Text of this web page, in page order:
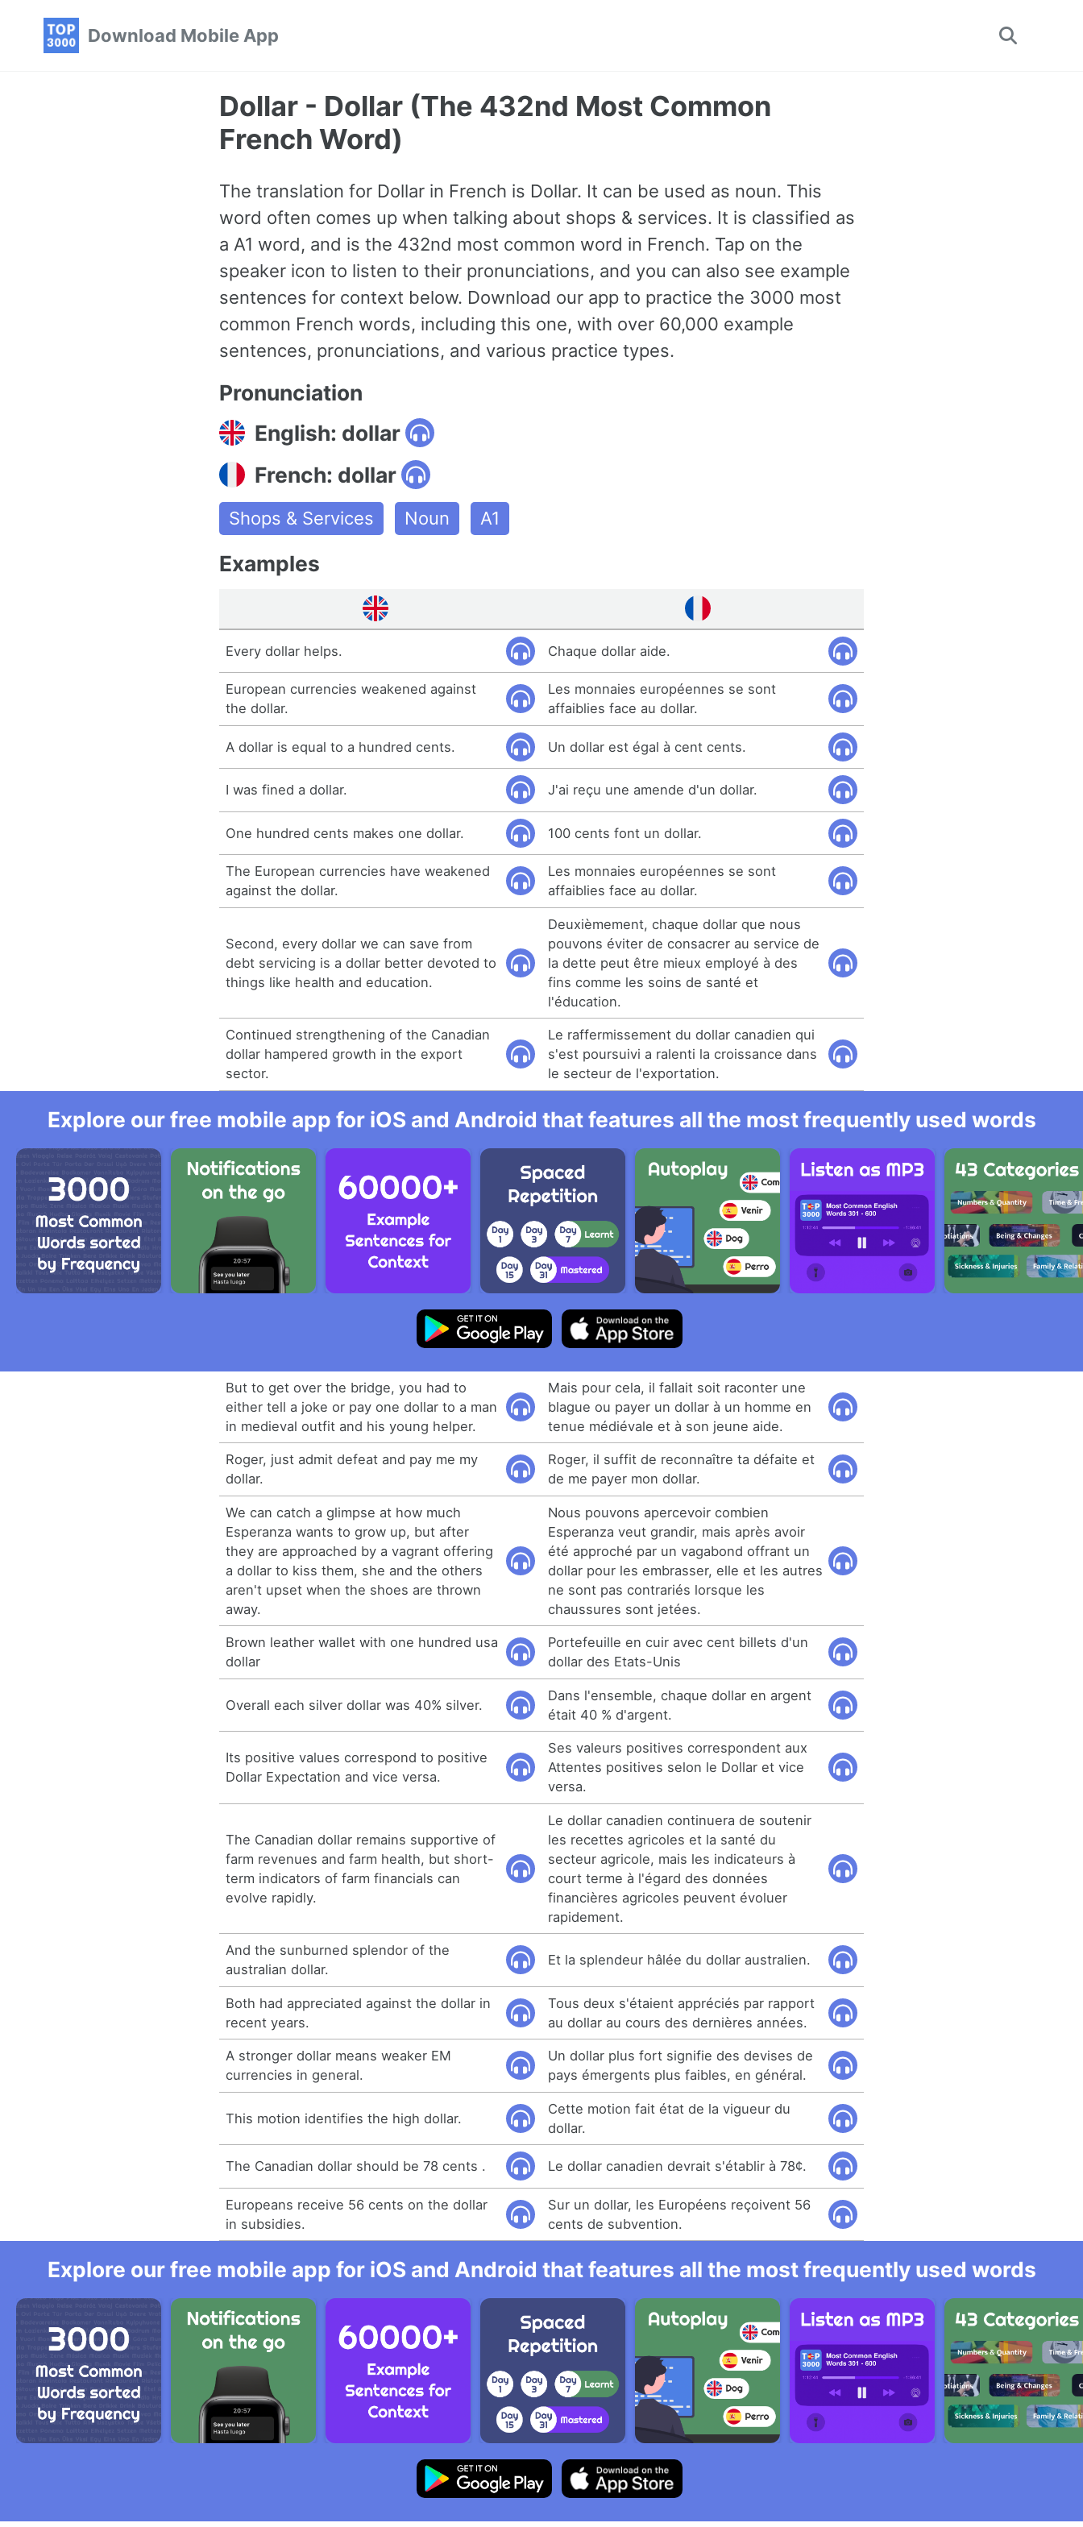
Download Mobile App
Toggle
Dollar - Dollar (The 432nd Most Common
French Word)
The translation for Dollar in French is Dollar. It can be used as noun. This
word often comes up when talking about shops & services. It is classified as
a A1 word, and is the 432nd most common word in French. Tap on the
speaker icon to listen to their pronunciations, and you can also see example
sentences for context below. Download our app to practice the 3000 most
common French words, including this one, with over 60,000 example
sentences, pronunciations, and various practice types.
Pronunciation
English: dollar
French: dollar
Shops & Services Noun A1
Examples
Every dollar helps. Chaque dollar aide.
European currencies weakened against
the dollar.
Les monnaies européennes se sont
affaiblies face au dollar.
A dollar is equal to a hundred cents. Un dollar est égal à cent cents.
I was fined a dollar. J'ai reçu une amende d'un dollar.
One hundred cents makes one dollar. 100 cents font un dollar.
The European currencies have weakened
against the dollar.
Les monnaies européennes se sont
affaiblies face au dollar.
Second, every dollar we can save from
debt servicing is a dollar better devoted to
things like health and education.
Deuxièmement, chaque dollar que nous
pouvons éviter de consacrer au service de
la dette peut être mieux employé à des
fins comme les soins de santé et
l'éducation.
Continued strengthening of the Canadian
dollar hampered growth in the export
sector.
Le raffermissement du dollar canadien qui
s'est poursuivi a ralenti la croissance dans
le secteur de l'exportation.
Explore our free mobile app for iOS and Android that features all the most frequently used words
But to get over the bridge, you had to
either tell a joke or pay one dollar to a man
in medieval outfit and his young helper.
Mais pour cela, il fallait soit raconter une
blague ou payer un dollar à un homme en
tenue médiévale et à son jeune aide.
Roger, just admit defeat and pay me my
dollar.
Roger, il suffit de reconnaître ta défaite et
de me payer mon dollar.
We can catch a glimpse at how much
Esperanza wants to grow up, but after
they are approached by a vagrant offering
a dollar to kiss them, she and the others
aren't upset when the shoes are thrown
away.
Nous pouvons apercevoir combien
Esperanza veut grandir, mais après avoir
été approché par un vagabond offrant un
dollar pour les embrasser, elle et les autres
ne sont pas contrariés lorsque les
chaussures sont jetées.
Brown leather wallet with one hundred usa
dollar
Portefeuille en cuir avec cent billets d'un
dollar des Etats-Unis
Overall each silver dollar was 40% silver.
Dans l'ensemble, chaque dollar en argent
était 40 % d'argent.
Its positive values correspond to positive
Dollar Expectation and vice versa.
Ses valeurs positives correspondent aux
Attentes positives selon le Dollar et vice
versa.
The Canadian dollar remains supportive of
farm revenues and farm health, but short-
term indicators of farm financials can
evolve rapidly.
Le dollar canadien continuera de soutenir
les recettes agricoles et la santé du
secteur agricole, mais les indicateurs à
court terme à l'égard des données
financières agricoles peuvent évoluer
rapidement.
And the sunburned splendor of the
australian dollar.
Et la splendeur hâlée du dollar australien.
Both had appreciated against the dollar in
recent years.
Tous deux s'étaient appréciés par rapport
au dollar au cours des dernières années.
A stronger dollar means weaker EM
currencies in general.
Un dollar plus fort signifie des devises de
pays émergents plus faibles, en général.
This motion identifies the high dollar.
Cette motion fait état de la vigueur du
dollar.
The Canadian dollar should be 78 cents . Le dollar canadien devrait s'établir à 78¢.
Europeans receive 56 cents on the dollar
in subsidies.
Sur un dollar, les Européens reçoivent 56
cents de subvention.
Explore our free mobile app for iOS and Android that features all the most frequently used words